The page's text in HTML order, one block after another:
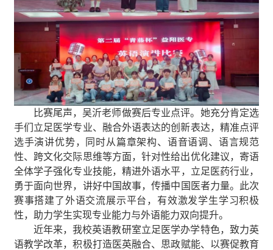
比赛尾声，吴沂老师做赛后专业点评。她充分肯定选
手们立足医学专业、融合外语表达的创新表达，精准点评
选手演讲优势，同时从篇章架构、语音语调、语言规范
性、跨文化交际思维等方面，针对性给出优化建议，寄语
全体学子强化专业技能， 精进外语水平，立足医药行业，
勇于面向世界， 讲好中国故事，传播中国医者力量。此次
赛事搭建了外语交流展示平台，有效激发学生学习积极
性，助力学生实现专业能力与外语能力双向提升。
近年来， 我校英语教研室立足医学办学特色， 致力英
语教学改革，积极打造医英融合、思政赋能、以赛促教育